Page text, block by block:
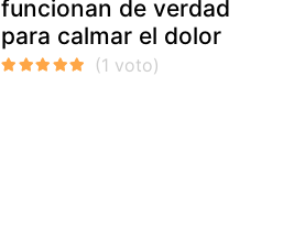
funcionan de verdad
para calmar el dolor